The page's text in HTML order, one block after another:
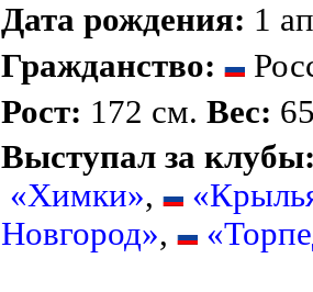
Дата рождения: 1
Гражданство:
Рост: 172 см.Вес:
Выступал за
«Химки»,
Новгород»,